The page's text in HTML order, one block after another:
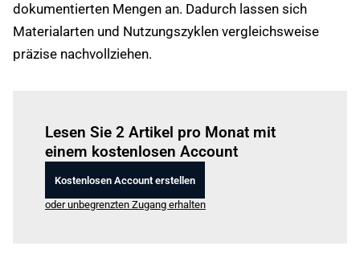
dokumentierten Mengen an. Dadurch lassen sich
Materialarten und Nutzungszyklen vergleichsweise
präzise nachvollziehen.
Lesen Sie 2 Artikel pro Monat mit
einem kostenlosen Account
Kostenlosen Account erstellen
oder unbegrenzten Zugang erhalten